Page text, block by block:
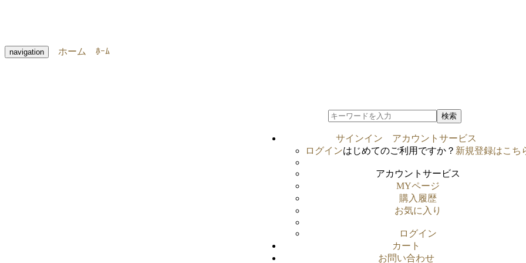
navigation ホーム ﾎｰﾑ
検索
サインイン
アカウントサービス
ログインはじめてのご利用ですか？ 新規登録はこち
アカウントサービス
MYページ
購入履歴
お気に入り
ログイン
カート
お問い合わせ